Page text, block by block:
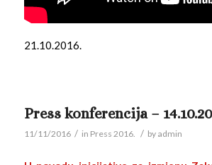
21.10.2016.
Press konferencija –
11/11/2016 / in Press 2016. / by admin